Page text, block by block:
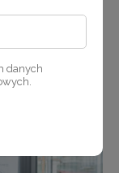
danych